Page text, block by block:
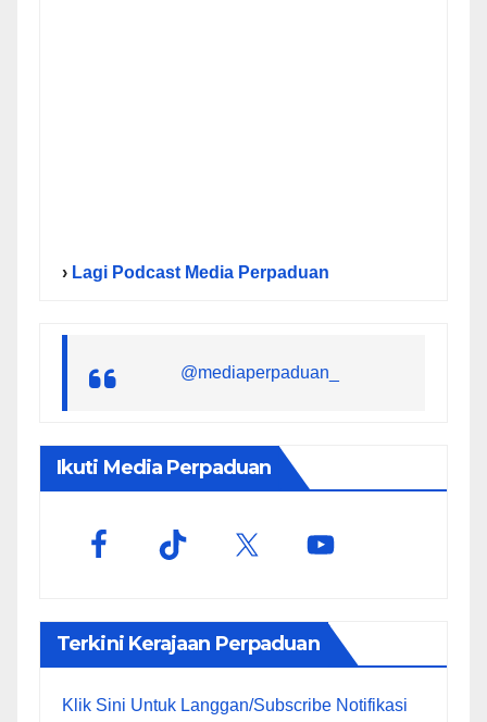
› Lagi Podcast Media Perpaduan
@mediaperpaduan_
Ikuti Media Perpaduan
Terkini Kerajaan Perpaduan
Klik Sini Untuk Langgan/Subscribe Notifikasi